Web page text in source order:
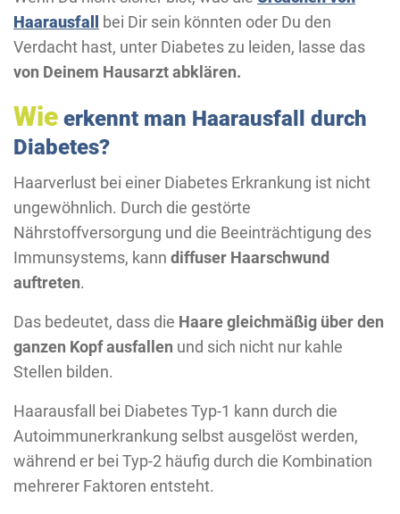
Haarausfall bei Dir sein könnten oder Du den
Verdacht hast, unter Diabetes zu leiden, lasse das
von Deinem Hausarzt abklären.
Wie erkennt man Haarausfall durch
Diabetes?
Haarverlust bei einer Diabetes Erkrankung ist nicht
ungewöhnlich. Durch die gestörte
Nährstoffversorgung und die Beeinträchtigung des
Immunsystems, kann diffuser Haarschwund
auftreten.
Das bedeutet, dass die Haare gleichmäßig über den
ganzen Kopf ausfallen und sich nicht nur kahle
Stellen bilden.
Haarausfall bei Diabetes Typ-1 kann durch die
Autoimmunerkrankung selbst ausgelöst werden,
während er bei Typ-2 häufig durch die Kombination
mehrerer Faktoren entsteht.